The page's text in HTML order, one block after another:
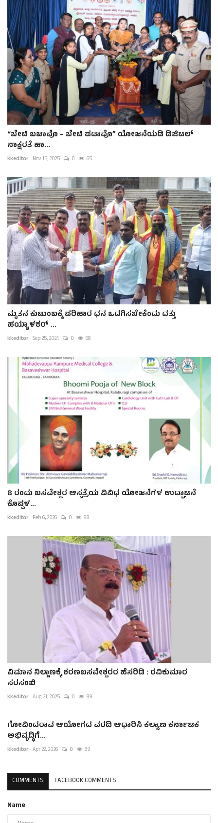
“ಬೇಟಿ ಬಚಾವೊ – ಬೇಟಿ ಪಡಾವೊ” ಯೋಜನೆಯಡಿ ಡಿಜಿಟಲ್‌
ಸಾಕ್ಷರತೆ ಹಾ...
kkeditor Nov 15, 2025 0 65
ಮೃತನ ಕುಟುಂಬಕ್ಕೆ ಪರಿಹಾರ ಧನ ಒದಗಿಸಬೇಕೆಂದು ದತ್ತು
ಹಯ್ಯಾಳಕರ್ ...
kkeditor Sep 25, 2024 0 68
8 ರಂದು ಬಸವೇಶ್ವರ ಆಸ್ಪತ್ರೆಯ ವಿವಿಧ ಯೋಜನೆಗಳ ಉದ್ಘಾಟನೆ
ಕೊಪ್ಪಳ...
kkeditor Feb 6, 2026 0 98
ವಿಮಾನ ನಿಲ್ದಾಣಕ್ಕೆ ಶರಣಬಸವೇಶ್ವರರ ಹೆಸರಿಡಿ : ರವಿಕುಮಾರ
ಸರಸಂಬಿ
kkeditor Aug 21, 2025 0 89
ಗೋವಿಂದರಾವ ಆಯೋಗದ ವರದಿ ಆಧಾರಿಸಿ ಕಲ್ಯಾಣ ಕರ್ನಾಟಕ
ಅಭಿವೃದ್ಧಿಗೆ...
kkeditor Apr 22, 2026 0 39
COMMENTS FACEBOOK COMMENTS
Name